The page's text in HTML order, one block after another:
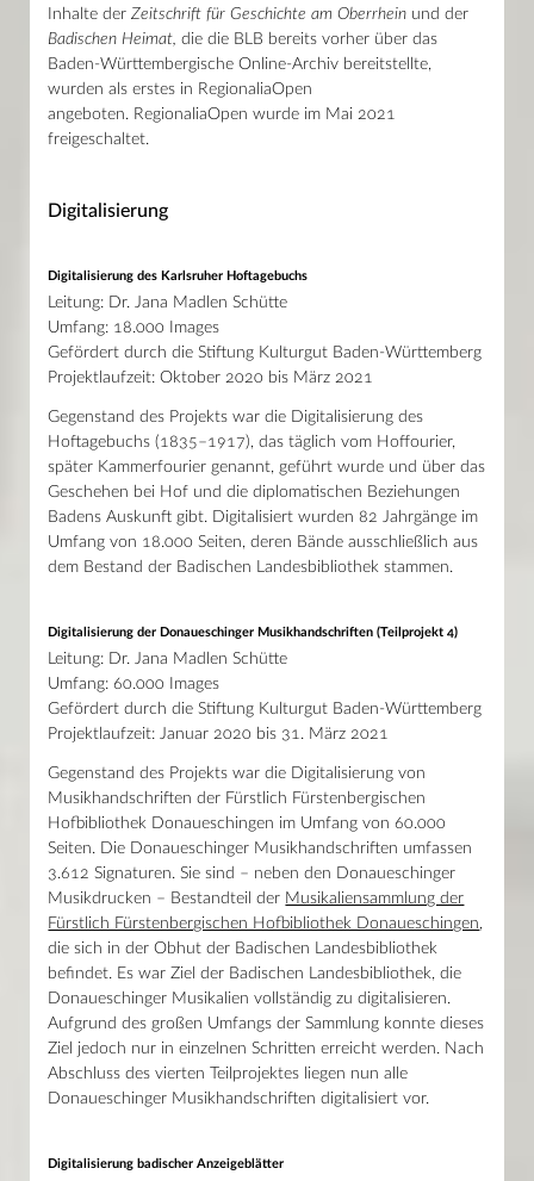
Inhalte derZeitschrift für Geschichte am Oberrhein und der
Badischen Heimat,die die BLB bereits vorher über das
Baden-Württembergische Online-Archiv bereitstellte,
wurden als erstes in RegionaliaOpen
angeboten. RegionaliaOpen wurde im Mai 2021
freigeschaltet.
Digitalisierung
Digitalisierung des Karlsruher Hoftagebuchs
Leitung: Dr. Jana Madlen Schütte
Umfang: 18.000 Images
Gefördert durch die Stiftung Kulturgut Baden-Württemberg
Projektlaufzeit: Oktober 2020 bis März 2021
Gegenstand des Projekts war die Digitalisierung des
Hoftagebuchs (1835–1917), das täglich vom Hoﬀourier,
später Kammerfourier genannt, geführt wurde und über das
Geschehen bei Hof und die diplomatischen Beziehungen
Badens Auskunft gibt. Digitalisiert wurden 82 Jahrgänge im
Umfang von 18.000 Seiten, deren Bände ausschließlich aus
dem Bestand der Badischen Landesbibliothek stammen.
Digitalisierung der Donaueschinger Musikhandschriften (Teilprojekt 4)
Leitung: Dr. Jana Madlen Schütte
Umfang: 60.000 Images
Gefördert durch die Stiftung Kulturgut Baden-Württemberg
Projektlaufzeit: Januar 2020 bis 31. März 2021
Gegenstand des Projekts war die Digitalisierung von
Musikhandschriften der Fürstlich Fürstenbergischen
Hofbibliothek Donaueschingen im Umfang von 60.000
Seiten. Die Donaueschinger Musikhandschriften umfassen
3.612 Signaturen. Sie sind – neben den Donaueschinger
Musikdrucken – Bestandteil der Musikaliensammlung der
Fürstlich Fürstenbergischen Hofbibliothek Donaueschingen
die sich in der Obhut der Badischen Landesbibliothek
befindet. Es war Ziel der Badischen Landesbibliothek, die
Donaueschinger Musikalien vollständig zu digitalisieren.
Aufgrund des großen Umfangs der Sammlung konnte dieses
Ziel jedoch nur in einzelnen Schritten erreicht werden. Nach
Abschluss des vierten Teilprojektes liegen nun alle
Donaueschinger Musikhandschriften digitalisiert vor.
Digitalisierung badischer Anzeigeblätter